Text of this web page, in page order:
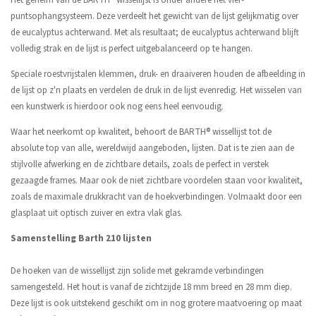
puntsophangsysteem. Deze verdeelt het gewicht van de lijst gelijkmatig over
de eucalyptus achterwand. Met als resultaat; de eucalyptus achterwand blijft
volledig strak en de lijst is perfect uitgebalanceerd op te hangen.
Speciale roestvrijstalen klemmen, druk- en draaiveren houden de afbeelding in
de lijst op z'n plaats en verdelen de druk in de lijst evenredig. Het wisselen van
een kunstwerk is hierdoor ook nog eens heel eenvoudig.
Waar het neerkomt op kwaliteit, behoort de BARTH® wissellijst tot de
absolute top van alle, wereldwijd aangeboden, lijsten. Dat is te zien aan de
stijlvolle afwerking en de zichtbare details, zoals de perfect in verstek
gezaagde frames. Maar ook de niet zichtbare voordelen staan voor kwaliteit,
zoals de maximale drukkracht van de hoekverbindingen. Volmaakt door een
glasplaat uit optisch zuiver en extra vlak glas.
Samenstelling Barth 210 lijsten
De hoeken van de wissellijst zijn solide met gekramde verbindingen
samengesteld. Het hout is vanaf de zichtzijde 18 mm breed en 28 mm diep.
Deze lijst is ook uitstekend geschikt om in nog grotere maatvoering op maat